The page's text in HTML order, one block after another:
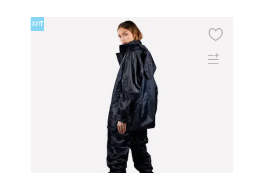
ХИТ